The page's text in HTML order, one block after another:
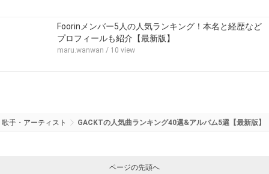
Foorinメンバー5人の人気ランキング！本名と経歴など
プロフィールも紹介【最新版】
maru.wanwan / 10 view
歌手・アーティスト GACKTの人気曲ランキング40選&アルバム5選【最新版】
ページの先頭へ